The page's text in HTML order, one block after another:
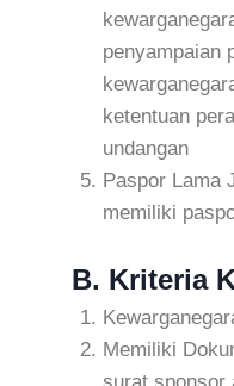
penyampaian
ketentuan
undangan
Paspor Lama
memiliki
B. Kriteria
Memiliki